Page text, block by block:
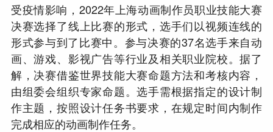
受疫情影响，2022年上海动画制作员职业技能大赛
决赛选择了线上比赛的形式，选手们以视频连线的
形式参与到了比赛中。参与决赛的37名选手来自动
画、游戏、影视广告等行业及相关职业院校。据了
解，决赛借鉴世界技能大赛命题方法和考核内容，
由组委会组织专家命题。选手需根据指定的设计制
作主题，按照设计任务书要求，在规定时间内制作
完成相应的动画制作任务。